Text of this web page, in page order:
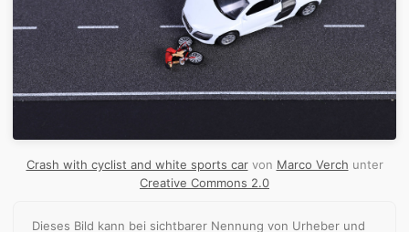
Crash with cyclist and white sports carvon Marco Verch unter
Creative Commons 2.0
Dieses Bild kann bei sichtbarer Nennung von Urheber und